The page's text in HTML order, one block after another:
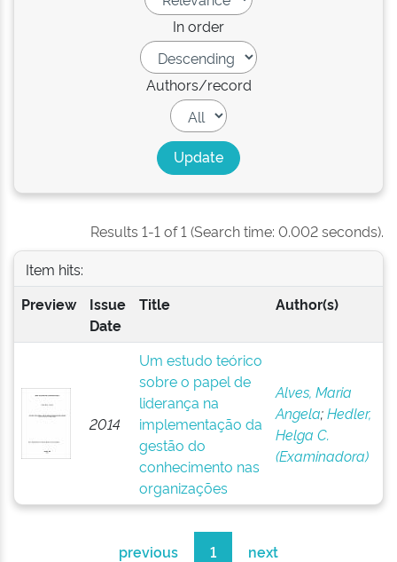
In order
Authors/record
Results 1-1 of 1 (Search time: 0.002 seconds).
Item hits:
Preview
Issue
Date
Title Author(s)
2014
Um estudo teórico
sobre o papel de
liderança na
implementação da
gestão do
conhecimento nas
organizações
Alves, Maria
Angela;Hedler,
Helga C.
(Examinadora)
previous 1 next